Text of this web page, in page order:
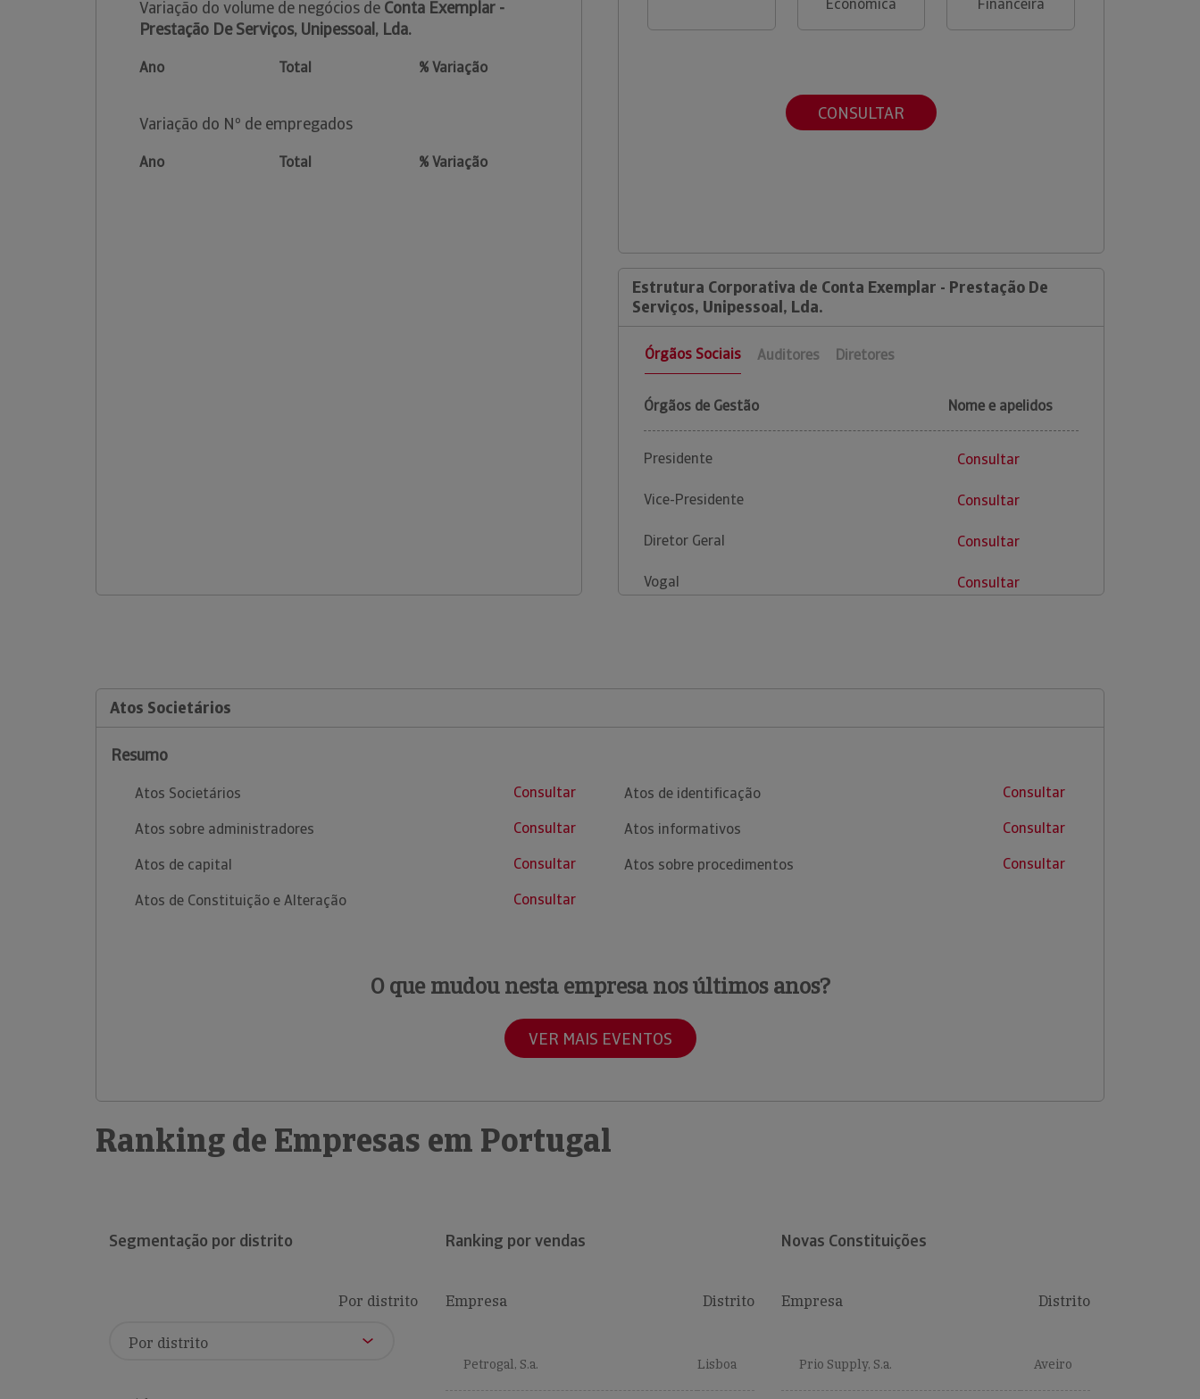
Variação do volume de negócios de Conta Exemplar -
Prestação De Serviços, Unipessoal, Lda.
Ano Total % Variação
Variação do Nº de empregados
Ano Total % Variação
Económica
Financeira
CONSULTAR
Estrutura Corporativa de Conta Exemplar - Prestação De
Serviços, Unipessoal, Lda.
Órgãos Sociais Auditores Diretores
Órgãos de Gestão Nome e apelidos
Presidente Consultar
Vice-Presidente Consultar
Diretor Geral Consultar
Vogal Consultar
Atos Societários
Resumo
Atos Societários
Consultar
Atos sobre administradores
Consultar
Atos de capital
Consultar
Atos de Constituição e Alteração
Consultar
Atos de identificação
Consultar
Atos informativos
Consultar
Atos sobre procedimentos
Consultar
O que mudou nesta empresa nos últimos anos?
VER MAIS EVENTOS
Ranking de Empresas em Portugal
Segmentação por distrito
Por distrito
Ranking por vendas
Empresa Distrito
Petrogal, S.a. Lisboa
Novas Constituições
Empresa Distrito
Prio Supply, S.a. Aveiro